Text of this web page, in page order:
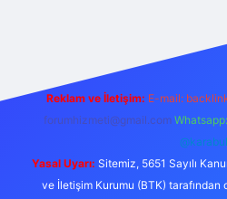
Reklam ve İletişim: E-mail:
forumhizmeti@gmail.com
@karabul
Yasal Uyarı: Sitemiz, 5651 Sayılı
ve İletişim Kurumu (BTK) tarafından